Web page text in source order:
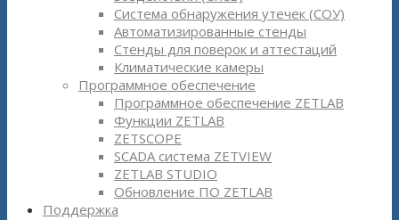
Система обнаружения утечек (СОУ)
Автоматизированные стенды
Стенды для поверок и аттестаций
Климатические камеры
Программное обеспечение
Программное обеспечение ZETLAB
Функции ZETLAB
ZETSCOPE
SCADA система ZETVIEW
ZETLAB STUDIO
Обновление ПО ZETLAB
Поддержка